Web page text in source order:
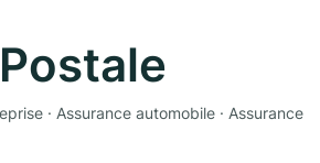
· Assurance automobile · Assurance